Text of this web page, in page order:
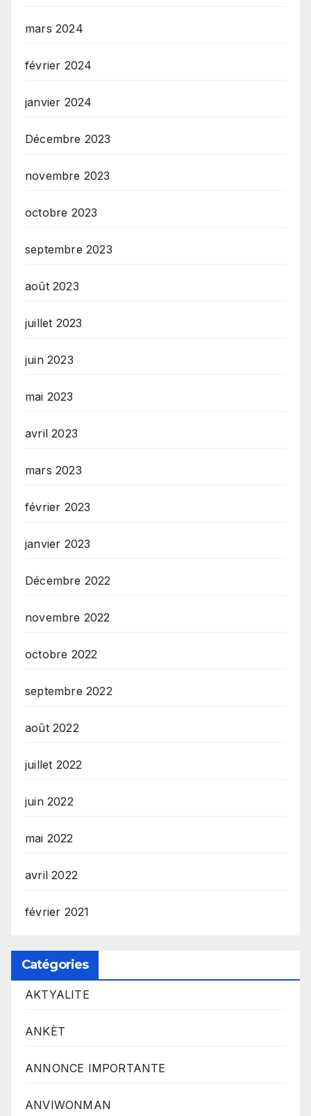
mars 2024
février 2024
janvier 2024
Décembre 2023
novembre 2023
octobre 2023
septembre 2023
août 2023
juillet 2023
juin 2023
mai 2023
avril 2023
mars 2023
février 2023
janvier 2023
Décembre 2022
novembre 2022
octobre 2022
septembre 2022
août 2022
juillet 2022
juin 2022
mai 2022
avril 2022
février 2021
Catégories
AKTYALITE
ANKÈT
ANNONCE IMPORTANTE
ANVIWONMAN